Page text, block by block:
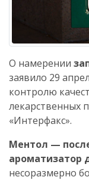
О намерении
заявило 29
контролю
лекарственных
«Интерфакс».
Ментол —
ароматизатор
несоразмерно